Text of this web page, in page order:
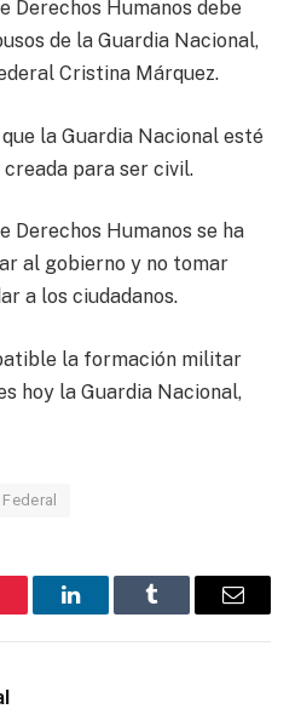
Derechos Humanos debe
de la Guardia Nacional,
Cristina Márquez.
la Guardia Nacional esté
para ser civil.
Derechos Humanos se ha
al gobierno y no tomar
a los ciudadanos.
la formación militar
hoy la Guardia Nacional,
LinkedInTumblr Email